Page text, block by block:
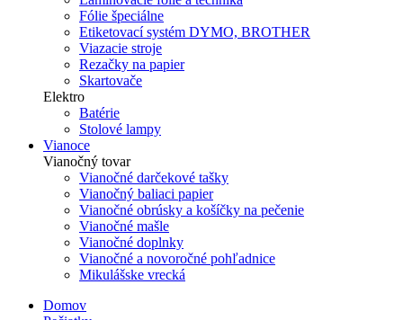
Fólie špeciálne
Etiketovací systém DYMO, BROTHER
Viazacie stroje
Rezačky na papier
Skartovače
Elektro
Batérie
Stolové lampy
Vianoce
Vianočný tovar
Vianočné darčekové tašky
Vianočný baliaci papier
Vianočné obrúsky a košíčky na pečenie
Vianočné mašle
Vianočné doplnky
Vianočné a novoročné pohľadnice
Mikulášske vrecká
Domov